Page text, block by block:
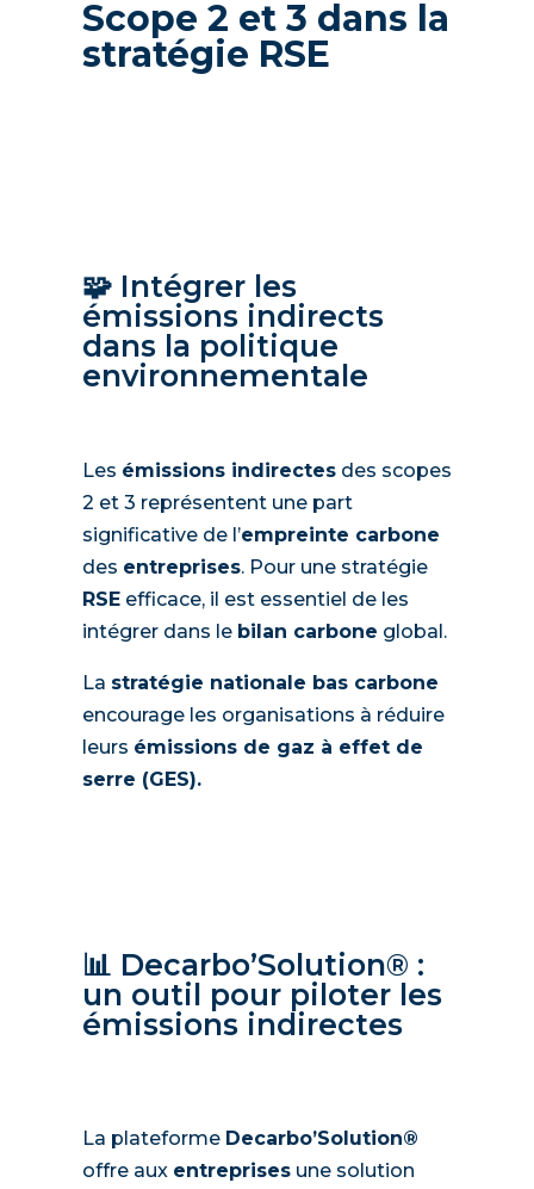
Scope 2 et 3 dans la
stratégie RSE
🧩 Intégrer les
émissions indirects
dans la politique
environnementale
Les émissions indirectesdes scopes
2 et 3 représentent une part
significative de l’empreinte carbone
des entreprises. Pour une stratégie
RSEefficace, il est essentiel de les
intégrer dans le bilan carbone global.
La stratégie nationale bas carbone
encourage les organisations à réduire
leurs émissions de gaz à effet de
serre (GES).
📊 Decarbo’Solution® :
un outil pour piloter les
émissions indirectes
La plateforme Decarbo’Solution®
offre aux entreprisesune solution